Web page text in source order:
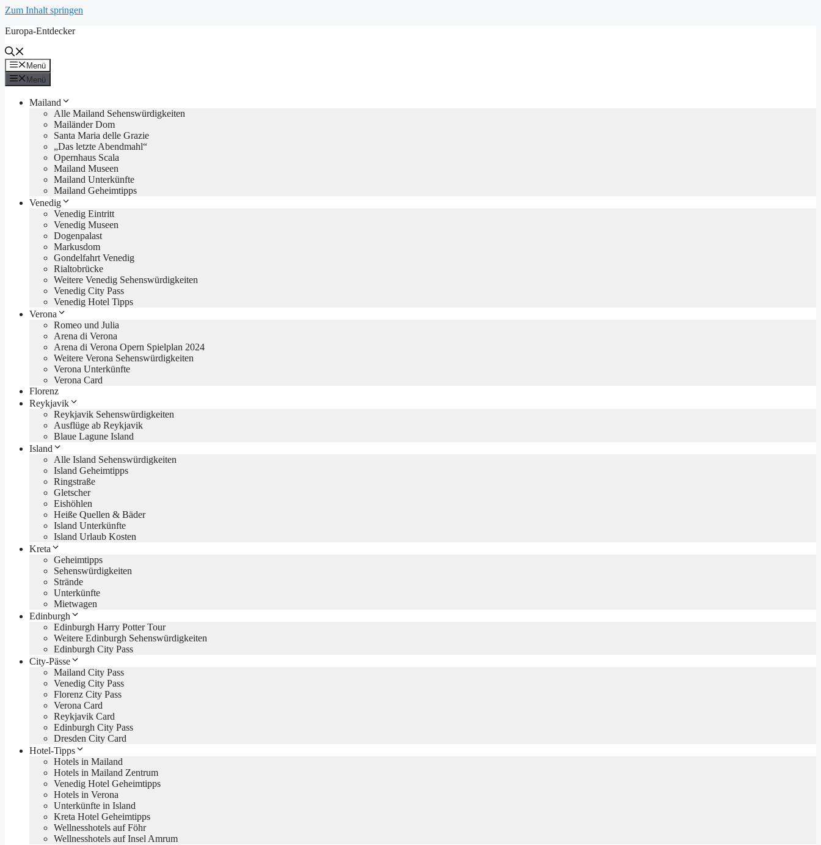
Zum Inhalt springen
Europa-Entdecker
Menü
Menü
Mailand
Alle Mailand Sehenswürdigkeiten
Mailänder Dom
Santa Maria delle Grazie
„Das letzte Abendmahl“
Opernhaus Scala
Mailand Museen
Mailand Unterkünfte
Mailand Geheimtipps
Venedig
Venedig Eintritt
Venedig Museen
Dogenpalast
Markusdom
Gondelfahrt Venedig
Rialtobrücke
Weitere Venedig Sehenswürdigkeiten
Venedig City Pass
Venedig Hotel Tipps
Verona
Romeo und Julia
Arena di Verona
Arena di Verona Opern Spielplan 2024
Weitere Verona Sehenswürdigkeiten
Verona Unterkünfte
Verona Card
Florenz
Reykjavik
Reykjavik Sehenswürdigkeiten
Ausflüge ab Reykjavik
Blaue Lagune Island
Island
Alle Island Sehenswürdigkeiten
Island Geheimtipps
Ringstraße
Gletscher
Eishöhlen
Heiße Quellen & Bäder
Island Unterkünfte
Island Urlaub Kosten
Kreta
Geheimtipps
Sehenswürdigkeiten
Strände
Unterkünfte
Mietwagen
Edinburgh
Edinburgh Harry Potter Tour
Weitere Edinburgh Sehenswürdigkeiten
Edinburgh City Pass
City-Pässe
Mailand City Pass
Venedig City Pass
Florenz City Pass
Verona Card
Reykjavik Card
Edinburgh City Pass
Dresden City Card
Hotel-Tipps
Hotels in Mailand
Hotels in Mailand Zentrum
Venedig Hotel Geheimtipps
Hotels in Verona
Unterkünfte in Island
Kreta Hotel Geheimtipps
Wellnesshotels auf Föhr
Wellnesshotels auf Insel Amrum